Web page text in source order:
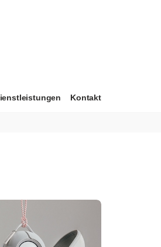
Kontakt